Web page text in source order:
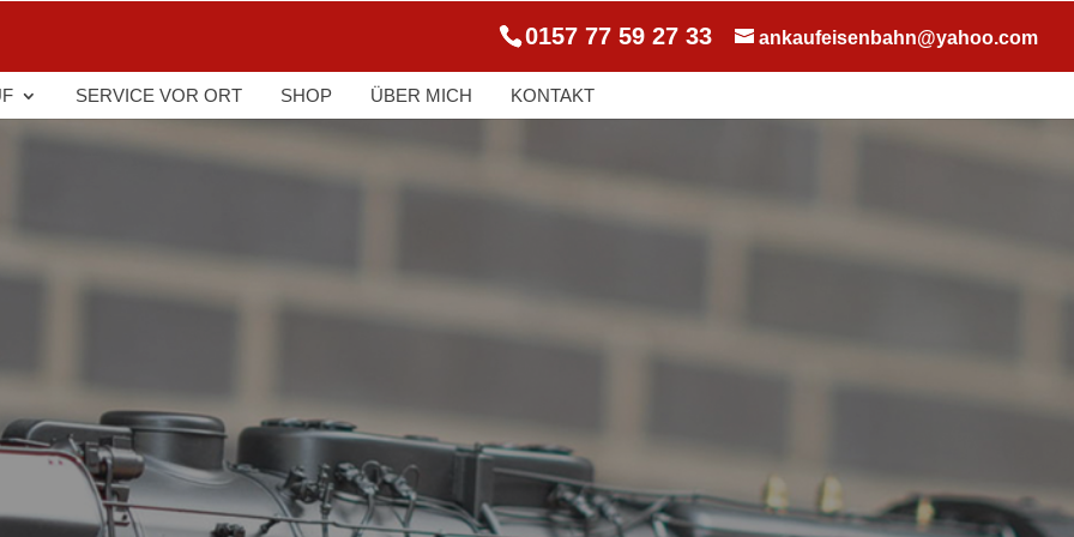
0157 77 59 27 33 ankaufeisenbahn@yahoo.com
SERVICE VOR ORT SHOP ÜBER MICH KONTAKT